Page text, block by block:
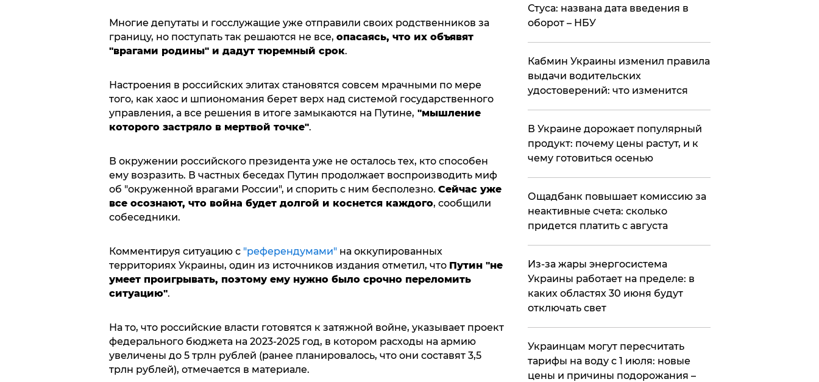
Многие депутаты и госслужащие уже отправили своих родственников за
границу, но поступать так решаются не все, опасаясь, что их объявят
"врагами родины" и дадут тюремный срок.
Настроения в российских элитах становятся совсем мрачными по мере
того, как хаос и шпиономания берет верх над системой государственного
управления, а все решения в итоге замыкаются на Путине, "мышление
которого застряло в мертвой точке".
В окружении российского президента уже не осталось тех, кто способен
ему возразить. В частных беседах Путин продолжает воспроизводить миф
об "окруженной врагами России", и спорить с ним бесполезно. Сейчас уже
все осознают, что война будет долгой и коснется каждого, сообщили
собеседники.
Комментируя ситуацию с"референдумами"на оккупированных
территориях Украины, один из источников издания отметил, что Путин "не
умеет проигрывать, поэтому ему нужно было срочно переломить
ситуацию".
На то, что российские власти готовятся к затяжной войне, указывает проект
федерального бюджета на 2023-2025 год, в котором расходы на армию
увеличены до 5 трлн рублей (ранее планировалось, что они составят 3,5
трлн рублей), отмечается в материале.
Стуса: названа дата введения в
оборот – НБУ
Кабмин Украины изменил правила
выдачи водительских
удостоверений: что изменится
В Украине дорожает популярный
продукт: почему цены растут, и к
чему готовиться осенью
​Ощадбанк повышает комиссию за
неактивные счета: сколько
придется платить с августа
Из-за жары энергосистема
Украины работает на пределе: в
каких областях 30 июня будут
отключать свет
Украинцам могут пересчитать
тарифы на воду с 1 июля: новые
цены и причины подорожания –